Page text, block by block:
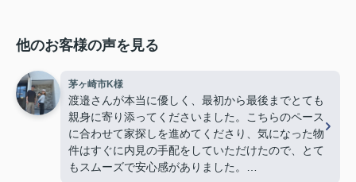
他のお客様の声を見る
茅ヶ崎市K様
渡邉さんが本当に優しく、最初から最後までとても
親身に寄り添ってくださいました。こちらのペース
に合わせて家探しを進めてくださり、気になった物
件はすぐに内見の手配をしていただけたので、とて
もスムーズで安心感がありました。